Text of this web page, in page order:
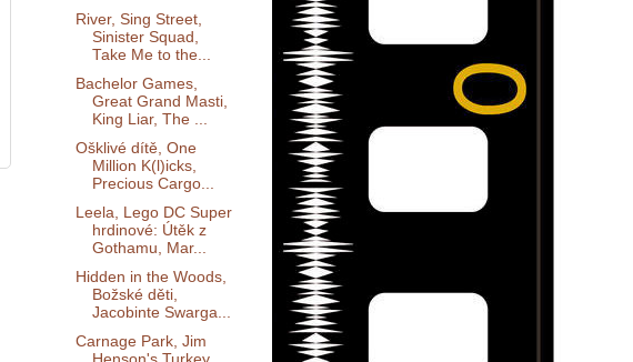
River, Sing Street,
Sinister Squad,
Take Me to the...
Bachelor Games,
Great Grand Masti,
King Liar, The ...
Ošklivé dítě, One
Million K(l)icks,
Precious Cargo...
Leela, Lego DC Super
hrdinové: Útěk z
Gothamu, Mar...
Hidden in the Woods,
Božské děti,
Jacobinte Swarga...
Carnage Park, Jim